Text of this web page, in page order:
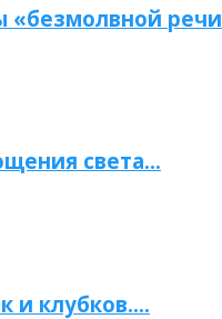
«безмолвной
света…
и клубков….